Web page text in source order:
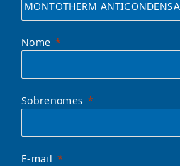
Nome
Sobrenomes
E-mail